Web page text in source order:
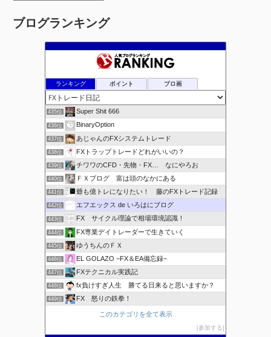
カ
ブログランキング
ランキング ポイント ブロ画
435位 Super Shit 666
436位 BinaryOption
437位 あじゃんのFXシステムトレード
438位 FXトラップトレードどれがいいの？
439位 チワワのCFD・先物・FX… なにやろお
440位 ＦＸブログ 富は頭のなかにある
441位 爺も億トレになりたい！ 藤のFXトレード記録
442位 エフエックス de いろはにブログ
443位 FX サイクル理論で相場環境認識！
444位 FX専業デイトレーダーで生きていく
445位 ゆうちんのＦＸ
446位 EL GOLAZO −FX＆EA備忘録−
447位 FXテクニカル実践記
448位 fx負けすぎ人生 勝てる日来ると思いますか？
449位 FX 怒りの鉄拳！
このカテゴリを全て表示
参加する